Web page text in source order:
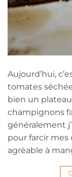
Aujourd’hui,
tomates
bien un plateau
champignons
généralement
pour farcir
agréable à